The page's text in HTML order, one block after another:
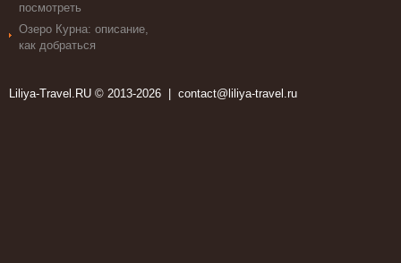
посмотреть
Озеро Курна: описание,
как добраться
Liliya-Travel.RU © 2013-2026 | contact@liliya-travel.ru